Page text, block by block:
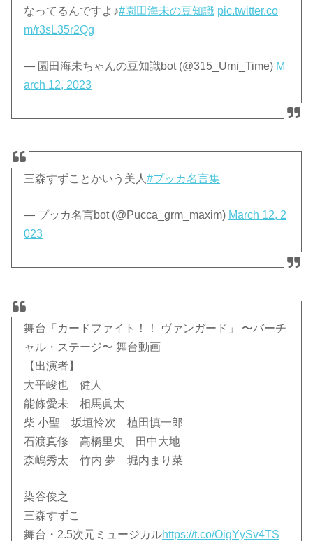
なってるんですよ♪#園田海未の豆知識 pic.twitter.co
m/r3sL35r2Qg
— 園田海未ちゃんの豆知識bot (@315_Umi_Time) M
arch 12, 2023
三森すずことかいう美人#プッカ名言集
— プッカ名言bot (@Pucca_grm_maxim) March 12, 2
023
舞台「カードファイト！！ ヴァンガード」 〜バーチ
ャル・ステージ〜 舞台動画
【出演者】
大平峻也 健人
能條愛未 相馬眞太
柴 小聖 坂垣怜次 植田慎一郎
石渡真修 高橋里央 田中大地
森嶋秀太 竹内 夢 堀内まり菜
染谷俊之
三森すずこ
舞台・2.5次元ミュージカルhttps://t.co/OigYySv4TS